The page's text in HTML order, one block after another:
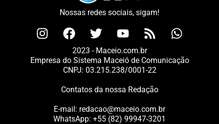
Nossas redes sociais, sigam!
2023 - Maceio.com.br
Empresa do Sistema Maceió de Comunicação
CNPJ: 03.215.238/0001-22
Contatos da nossa Redação
E-mail: redacao@maceio.com.br
WhatsApp: +55 (82) 99947-3201